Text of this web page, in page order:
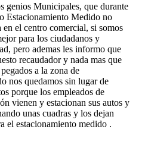
genios Municipales, que durante
Estacionamiento Medido no
el centro comercial, si somos
para los ciudadanos y
pero ademas les informo que
recaudador y nada mas que
a la zona de
nos quedamos sin lugar de
porque los empleados de
vienen y estacionan sus autos y
unas cuadras y los dejan
el estacionamiento medido .